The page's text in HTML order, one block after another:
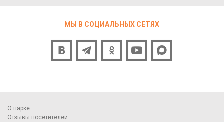
МЫ В СОЦИАЛЬНЫХ СЕТЯХ
О парке
Отзывы посетителей